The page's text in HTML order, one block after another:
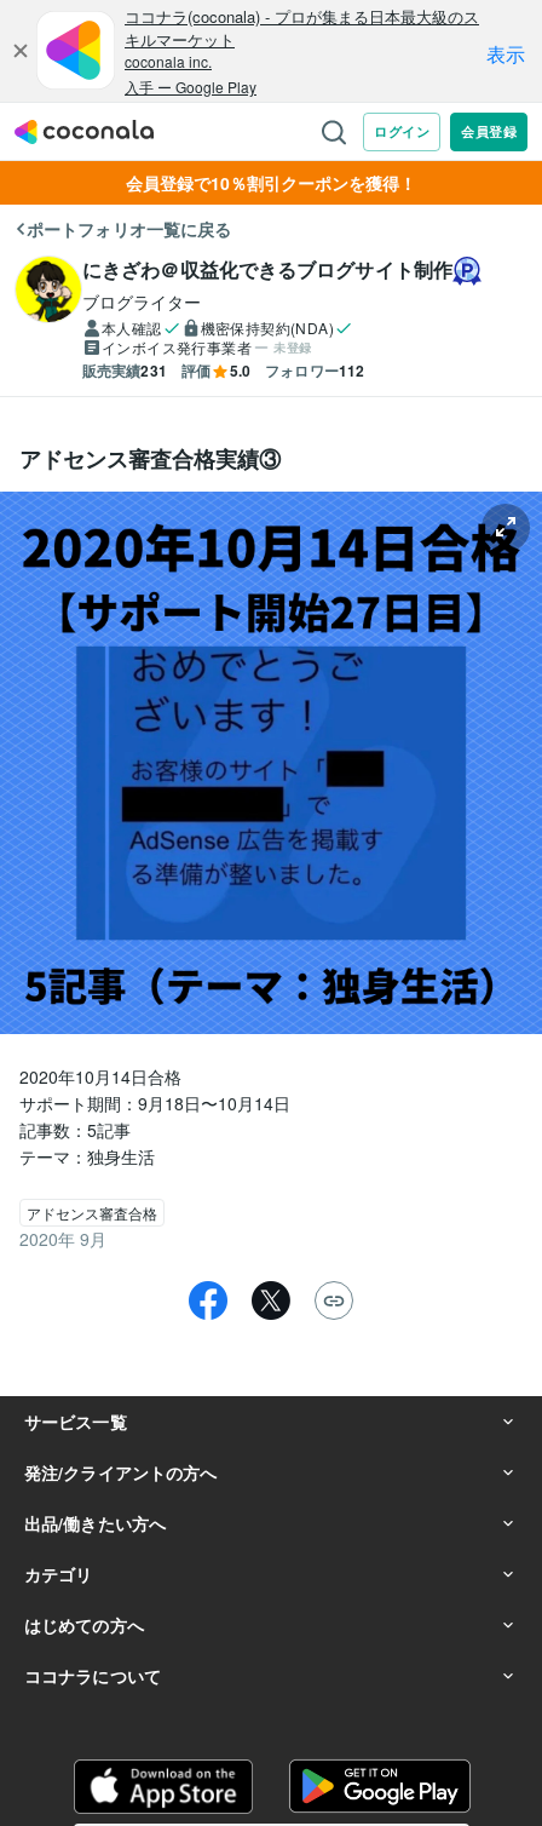
会員登録で10％割引クーポンを獲得！
ポートフォリオ一覧に戻る
にきざわ＠収益化できるブログサイト制作
ブログライター
本人確認
機密保持契約(NDA)
インボイス発行事業者
未登録
販売実績231 評価 5.0 フォロワー112
アドセンス審査合格実績③
2020年10月14日合格
サポート期間：9月18日〜10月14日
記事数：5記事
アドセンス審査合格
2020年 9月